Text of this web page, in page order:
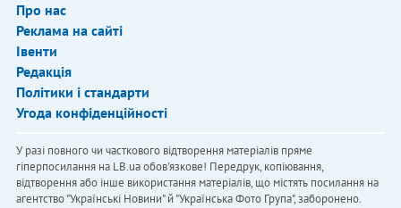
Про нас
Реклама на сайті
Івенти
Редакція
Політики і стандарти
Угода конфіденційності
У разі повного чи часткового відтворення матеріалів пряме
гіперпосилання на LB.ua обов'язкове! Передрук, копіювання,
відтворення або інше використання матеріалів, що містять посилання на
агентство "Українськi Новини" й "Українська Фото Група", заборонено.